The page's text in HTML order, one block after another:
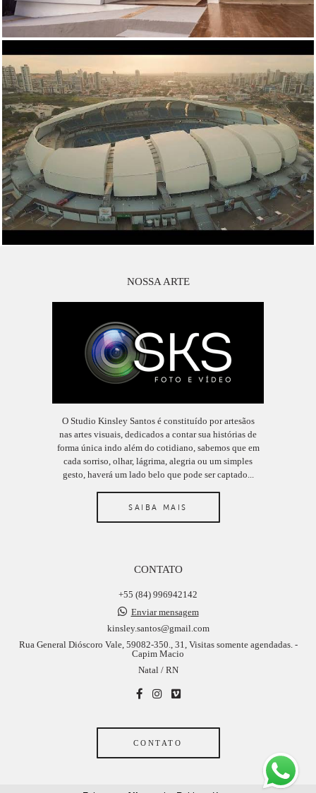
NOSSA ARTE
O Studio Kinsley Santos é constituído por artesãos
nas artes visuais, dedicados a contar sua histórias de
forma única indo além do cotidiano, sabemos que em
cada sorriso, olhar, lágrima, alegria ou um simples
gesto, haverá um lado belo que pode ser captado...
SAIBA MAIS
CONTATO
+55 (84) 996942142
Enviar mensagem
kinsley.santos@gmail.com
Rua General Dióscoro Vale, 59082-350., 31, Visitas somente agendadas. -
Capim Macio
Natal / RN
CONTATO